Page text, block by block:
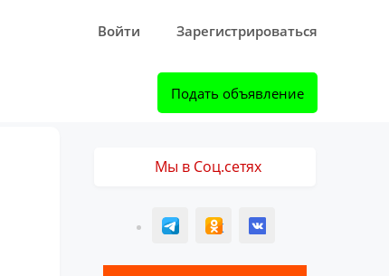
Войти Зарегистрироваться
Подать объявление
Мы в Соц.сетях
T ОК ВК